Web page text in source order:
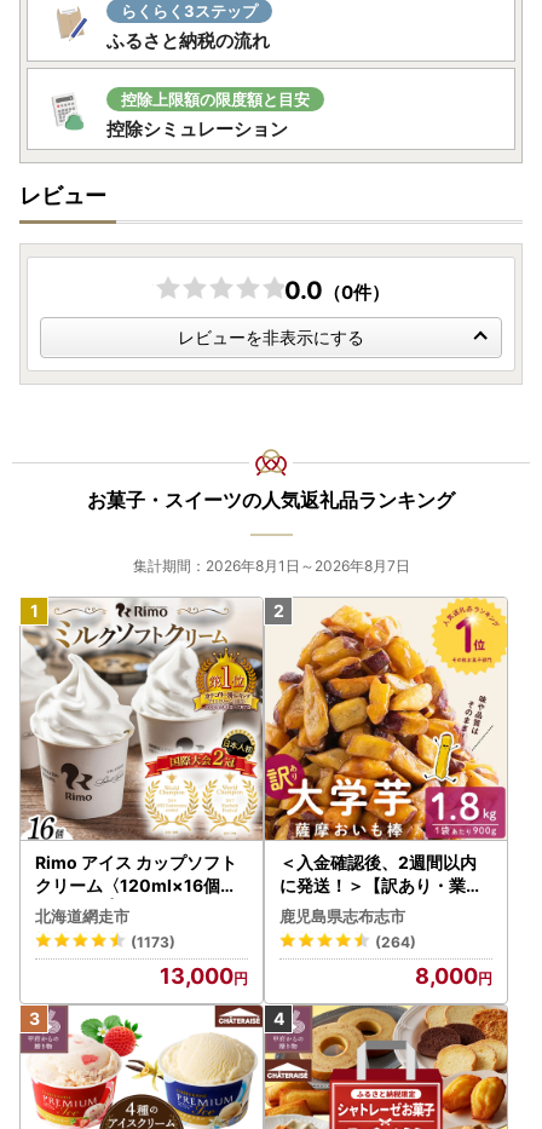
時間指定帯：午前中より全時間帯のご指定可能
【お知らせ】
ふるさと納税返礼品に焦点をあて、春日部市の魅力を紹介す
るWEB冊子『Kasukabe STYLE -24/7 apluslife-』を発
行しました。
に来て楽しめる様々な「体験」や、暮らしを彩る春日部なら
ではの魅力的な「品」を、朝、昼、午後、夜のシチュエーシ
ョン別に特集しています。
ぜひ詳細を市ホームページでご覧ください！
ＷＥＢ冊子を掲載する公式ホームページは
【ふるさと納税ワンストップ特例制度の申請について】
1月10日必着となりますのでご注意ください。
◆ワンストップ特例申請の様式
ワンストップ特例申請の様式は、入金確認後約２週間程度で
寄附金受領証明書と合わせて順次発送となります。お急ぎの
場合は、恐れ入りますが、次のURLからダウンロードしてお
送りください。
ワンストップ特例申請書ダウンロードはこちら
◆送付先
〒344-8577
埼玉県春日部市中央七丁目２番地１
春日部市総合政策部シティセールス広報課
TEL:048-796-5985
らくらく3ステップ
ふるさと納税の流れ
控除上限額の限度額と目安
控除シミュレーション
レビュー
0.0 （0件）
レビューを非表示にする
お菓子・スイーツの人気返礼品ランキング
集計期間：2026年8月1日～2026年8月7日
Rimo アイス カップソフト
クリーム〈120ml×16個〉
ABA002 | アイス
北海道網走市
(1173)
13,000
＜入金確認後、2週間以内
に発送！＞【訳あり・業務
用】薩摩おいも棒セット 計
1.8kg(900g×2袋) p8-142
-2w
鹿児島県志布志市
(264)
8,000